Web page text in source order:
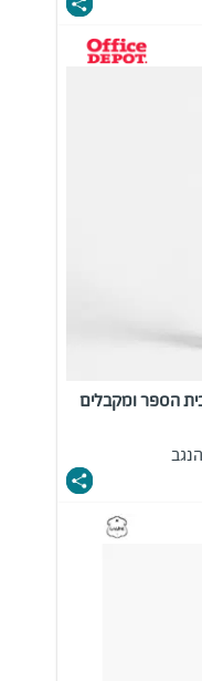
לבית הספר ומקבלים
הנגב